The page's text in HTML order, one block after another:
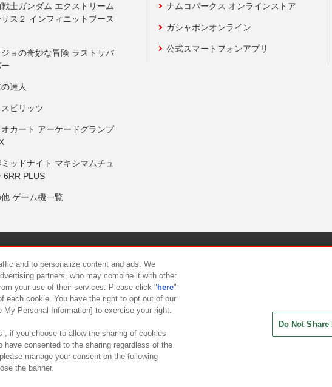
士ガンダム エクストリーム
ス２ インフィニットブース
ョの奇妙な冒険 ラストサバ
達人
ピリッツ
カート アーケードグランプ
ッドナイト マキシマムチュ
6RR PLUS
ゲーム機一覧
ナムコパークス オンラインストア
ガシャポンオンライン
公式スマートフォンアプリ
について カスタマーハラスメント対応方針
and to personalize content and ads. We
partners, who may combine it with other
your use of their services. Please click " here"
each cookie. You have the right to opt out of our
Personal Information] to exercise your right.
, if you choose to allow the sharing of cookies
have consented to the sharing regardless of the
manage your consent on the following
the banner.
Do Not